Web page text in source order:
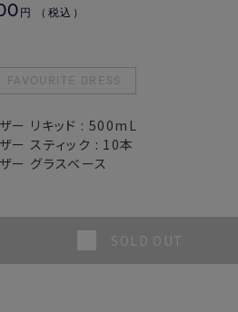
円 （税込）
FAVOURITE DRESS
ー リキッド : 500mL
ー スティック : 10本
ー グラスベース
SOLD OUT